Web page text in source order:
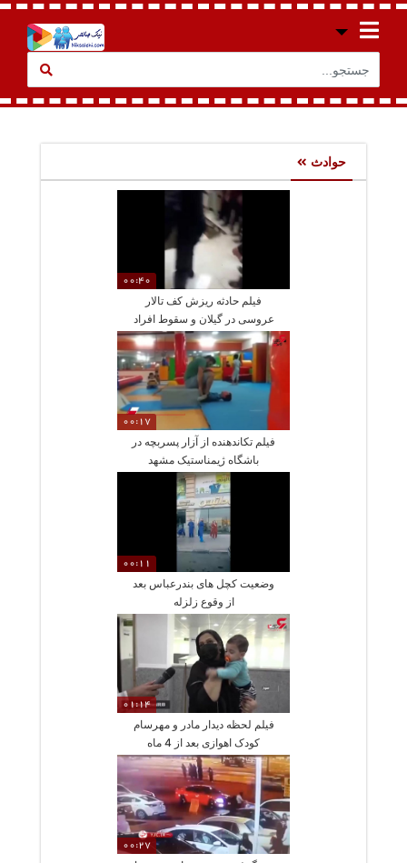
حوادث
00:40
فیلم حادثه ریزش کف تالار
عروسی در گیلان و سقوط افراد
در یک گودال
00:17
فیلم تکاندهنده از آزار پسربچه در
باشگاه ژیمناستیک مشهد
00:11
وضعیت کچل های بندرعباس بعد
از وقوع زلزله
01:14
فیلم لحظه دیدار مادر و مهرسام
کودک اهوازی بعد از 4 ماه
00:27